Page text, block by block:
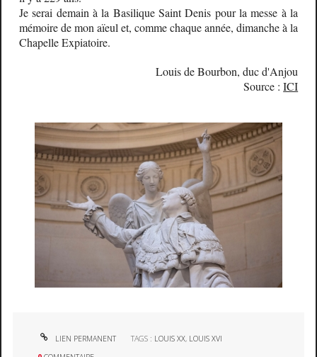
Je serai demain à la Basilique Saint Denis pour la messe à la
mémoire de mon aïeul et, comme chaque année, dimanche à la
Chapelle Expiatoire.
Louis de Bourbon, duc d'Anjou
Source :ICI
LIEN PERMANENT TAGS : LOUIS XX, LOUIS XVI